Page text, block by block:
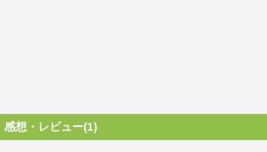
感想・レビュー(1)